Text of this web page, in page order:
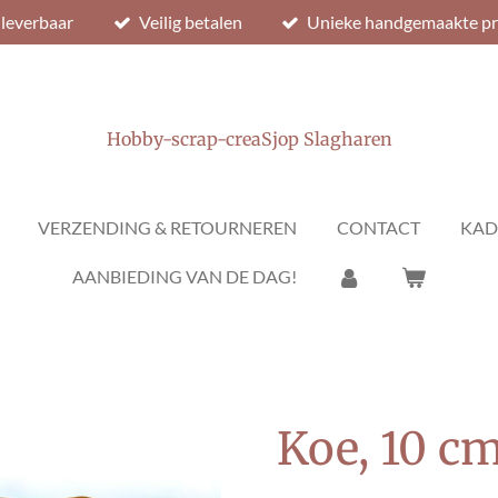
Veilig betalen Unieke handgemaakte
Hobby-scrap-creaSjop Slagharen
VERZENDING & RETOURNEREN CONTACT
AANBIEDING VAN DE DAG!
Koe, 10